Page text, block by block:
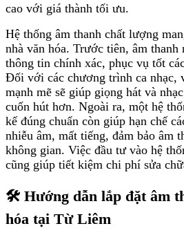
cao với giá thành tối ưu.
Hệ thống âm thanh chất lượng
nhà văn hóa. Trước tiên, âm
thông tin chính xác, phục vụ tốt
Đối với các chương trình ca nhạc,
mạnh mẽ sẽ giúp giọng hát và
cuốn hút hơn. Ngoài ra, một hệ
kế đúng chuẩn còn giúp hạn chế
nhiễu âm, mất tiếng, đảm bảo âm
không gian. Việc đầu tư vào hệ
cũng giúp tiết kiệm chi phí sửa
🛠 Hướng dẫn lắp đặt âm
hóa tại Từ Liêm